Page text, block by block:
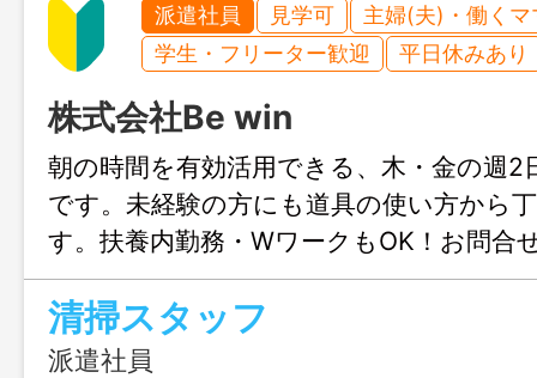
派遣社員 見学可
主婦(夫)・働くマ
学生・フリーター歓迎
平日休みあり
株式会社Be win
朝の時間を有効活用できる、木・金の週2
です。未経験の方にも道具の使い方から
す。扶養内勤務・WワークもOK！お問合
迎、まずはじょぶる福岡までお気軽にご
清掃スタッフ
派遣社員